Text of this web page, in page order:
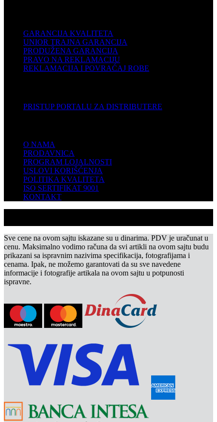
GARANCIJA KVALITETA
UNIOR TRAJNA GARANCIJA
PRODUŽENA GARANCIJA
PRAVO NA REKLAMACIJU
REKLAMACIJA I POVRAĆAJ ROBE
PRISTUP PORTALU ZA DISTRIBUTERE
O NAMA
PRODAVNICA
PROGRAM LOJALNOSTI
USLOVI KORIŠĆENJA
POLITIKA KVALITETA
ISO SERTIFIKAT 9001
KONTAKT
Sve cene na ovom sajtu iskazane su u dinarima. PDV je uračunat u
cenu. Maksimalno vodimo računa da svi artikli na ovom sajtu budu
prikazani sa ispravnim nazivima specifikacija, fotografijama i
cenama. Ipak, ne možemo garantovati da su sve navedene
informacije i fotografije artikala na ovom sajtu u potpunosti
ispravne.